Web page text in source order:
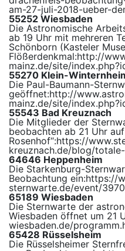
am-27-juli-2018-ueber-
55252 Wiesbaden
Die Astronomische
ab 19 Uhr mit mehreren
Schönborn (Kasteler
Flößerdenkmal:http://
mainz.de/site/
55270 Klein-Winter
Die Paul-Baumann-
geöffnet:http://
mainz.de/site/
55543 Bad Kreuznach
Die Mitglieder der
beobachten ab 21 Uhr
Rosenhof“:https://
kreuznach.de/blog/
64646 Heppenheim
Die Starkenburg-
Beobachtung ein:https://
sternwarte.de/event/
65189 Wiesbaden
Die Sternwarte der
Wiesbaden öffnet um 21
wiesbaden.de/
65428 Rüsselsheim
Die Rüsselsheimer